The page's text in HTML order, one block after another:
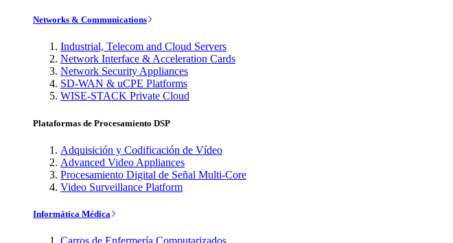
Networks & Communications
Industrial, Telecom and Cloud Servers
Network Interface & Acceleration Cards
Network Security Appliances
SD-WAN & uCPE Platforms
WISE-STACK Private Cloud
Plataformas de Procesamiento DSP
Adquisición y Codificación de Vídeo
Advanced Video Appliances
Procesamiento Digital de Señal Multi-Core
Video Surveillance Platform
Informática Médica
Carros de Enfermería Computarizados